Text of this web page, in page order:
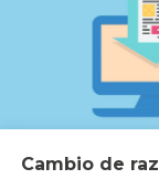
Cambio de